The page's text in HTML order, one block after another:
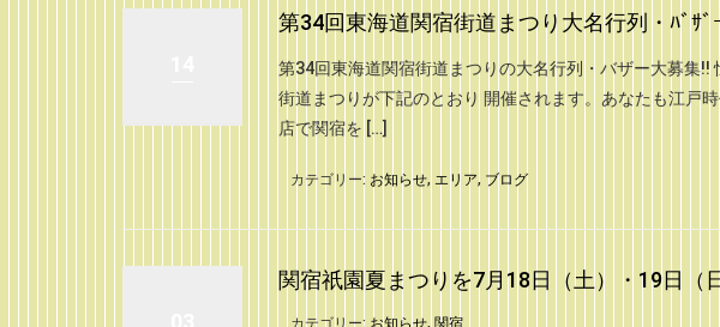
第34回東海道関宿街道まつり大名行列・ﾊﾞｻﾞ
第34回東海道関宿街道まつりの大名行列・バザー大募集
街道まつりが下記のとおり 開催されます。あなたも江戸
店で関宿を […]
カテゴリー: お知らせ, エリア, ブログ
関宿祇園夏まつりを7月18日（土）・19日（